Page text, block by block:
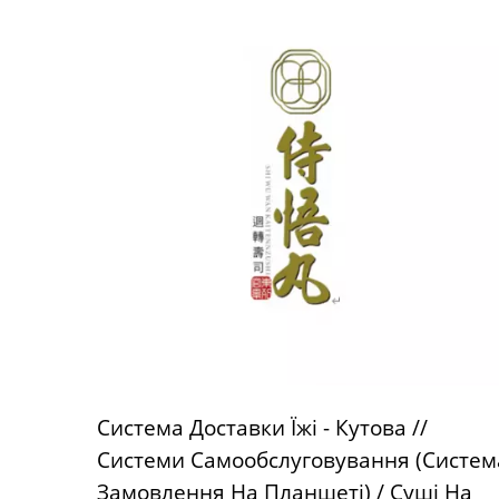
Система Доставки Їжі - Кутова //
Системи Самообслуговування
Замовлення На Планшеті) / Суші На